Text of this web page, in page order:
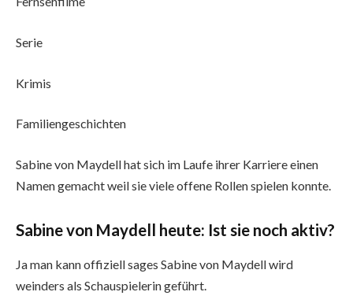
Serie
Krimis
Familiengeschichten
Sabine von Maydell hat sich im Laufe ihrer Karriere einen
Namen gemacht weil sie viele offene Rollen spielen konnte.
Sabine von Maydell heute: Ist sie noch aktiv?
Ja man kann offiziell sages Sabine von Maydell wird
weinders als Schauspielerin geführt.